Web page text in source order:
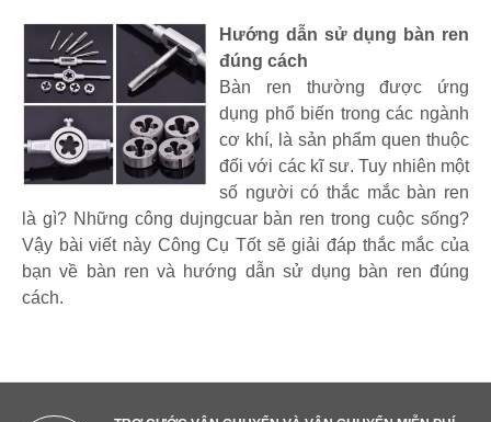
Hướng dẫn sử dụng bàn ren
đúng cách
Bàn ren thường được ứng
dụng phổ biến trong các ngành
cơ khí, là sản phẩm quen thuộc
đối với các kĩ sư. Tuy nhiên một
số người có thắc mắc bàn ren
là gì? Những công dujngcuar bàn ren trong cuộc sống?
Vậy bài viết này Công Cụ Tốt sẽ giải đáp thắc mắc của
bạn về bàn ren và hướng dẫn sử dụng bàn ren đúng
cách.